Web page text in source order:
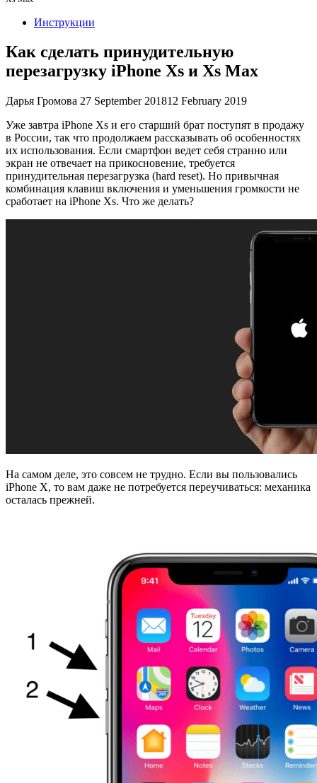
Инструкции
Как сделать принудительную
перезагрузку iPhone Xs и Xs Max
Дарья Громова 27 September 201812 February 2019
Уже завтра iPhone Xs и его старший брат поступят в продажу
в России, так что продолжаем рассказывать об особенностях
их использования. Если смартфон ведет себя странно или
экран не отвечает на прикосновение, требуется
принудительная перезагрузка (hard reset). Но привычная
комбинация клавиш включения и уменьшения громкости не
сработает на iPhone Xs. Что же делать?
На самом деле, это совсем не трудно. Если вы пользовались
iPhone X, то вам даже не потребуется переучиваться: механика
осталась прежней.